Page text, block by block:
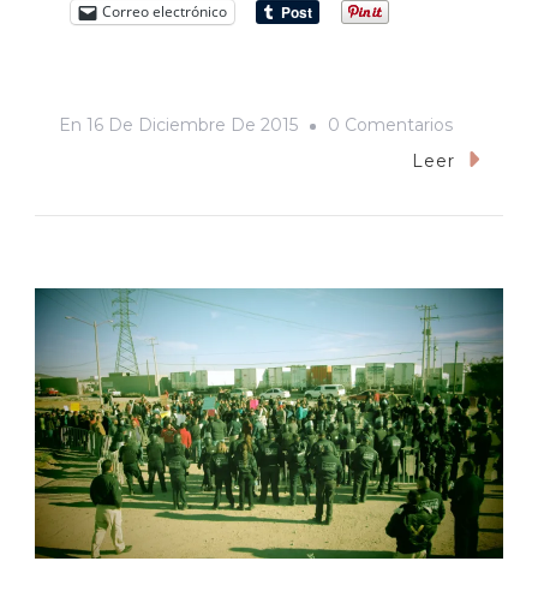
Correo electrónico
En 16 De Diciembre De 2015 0 ComentariosEn
El
En
Crisis
Y
Crónica
Sonora
Leer